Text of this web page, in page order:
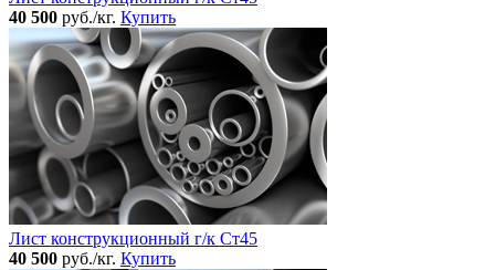
40 500 руб./кг. Купить
Лист конструкционный г/к Ст45
40 500 руб./кг. Купить